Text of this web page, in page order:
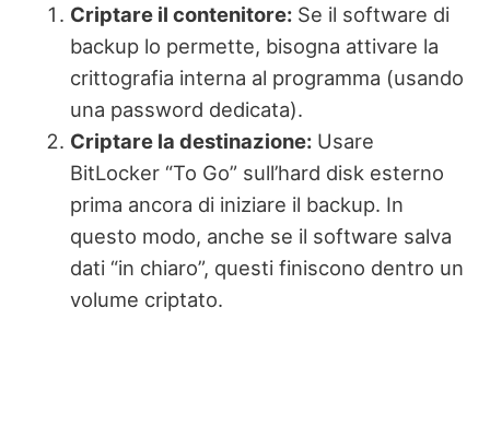
Criptare il contenitore: Se il software di
backup lo permette, bisogna attivare la
crittografia interna al programma (usando
una password dedicata).
Criptare la destinazione: Usare
BitLocker “To Go” sull’hard disk esterno
prima ancora di iniziare il backup. In
questo modo, anche se il software salva
dati “in chiaro”, questi finiscono dentro un
volume criptato.